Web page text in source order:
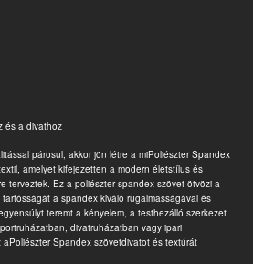
és a divathoz
párosul, akkor jön létre a miPoliészter Spandex
amelyet kifejezetten a modern életstílus és
terveztek. Ez a poliészter-spandex szövet ötvözi a
a spandex kiváló rugalmasságával és
teremt a kényelem, a testhezálló szerkezet
divatruházatban vagy ipari
aPoliészter Spandex szövetdivatot és textúrát